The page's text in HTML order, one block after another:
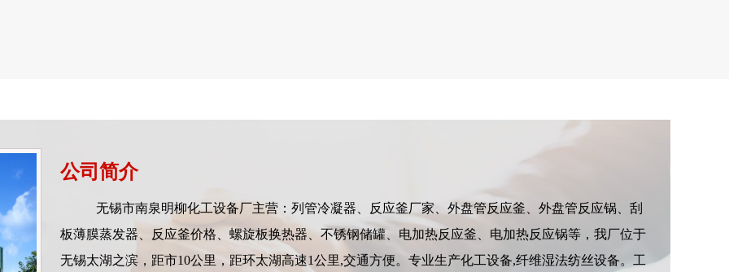
公司简介
无锡市南泉明柳化工设备厂主营：列管冷凝器、反应釜厂家、外盘管反应釜、外盘管反应锅、刮
板薄膜蒸发器、反应釜价格、螺旋板换热器、不锈钢储罐、电加热反应釜、电加热反应锅等，我厂位于
无锡太湖之滨，距市10公里，距环太湖高速1公里,交通方便。专业生产化工设备,纤维湿法纺丝设备。工